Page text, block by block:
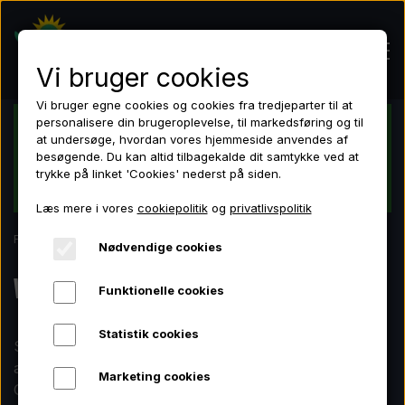
Hjem
Shop
LED lamper
Grotelte
Ventilation
Dansk butik - Dansk lager - Dansk garanti
Tilmeld dig nyhedsbrevet og få 10 % rabat på dit
Forside
Ventilation
Skab det perfekte klima i dit grofelt med vores udvalg
af ventilationsudstyr. Vi forhandler støjsvage Black
Orchid inline ventilatorer, lugteliminerede kulfiltre og
Vi bruger cookies
Vi bruger egne cookies og cookies fra tredjeparter til at
personalisere din brugeroplevelse, til markedsføring og til
at undersøge, hvordan vores hjemmeside anvendes af
besøgende. Du kan altid tilbagekalde dit samtykke ved at
trykke på linket 'Cookies' nederst på siden.
Læs mere i vores cookiepolitikog privatlivspolitik
Nødvendige cookies
Funktionelle cookies
Statistik cookies
Marketing cookies